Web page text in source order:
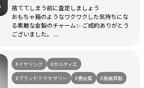
捨ててしまう前に査定しましょう
おもちゃ箱のようなワクワクした気持ちにな
る素敵な金製のチャーム✨ ご成約ありがとう
ございました。 ...
#イヤリング
#カルティエ
#ブランドアクセサリー
#貴金属 #高価買取